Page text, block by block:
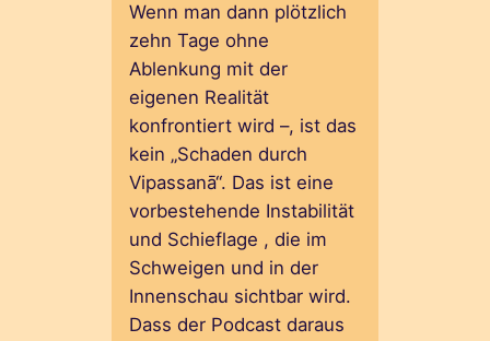
Wenn man dann plötzlich
zehn Tage ohne
Ablenkung mit der
eigenen Realität
konfrontiert wird –, ist das
kein „Schaden durch
Vipassanā“. Das ist eine
vorbestehende Instabilität
und Schieflage , die im
Schweigen und in der
Innenschau sichtbar wird.
Dass der Podcast daraus